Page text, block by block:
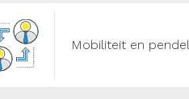
Mobiliteit en pendel